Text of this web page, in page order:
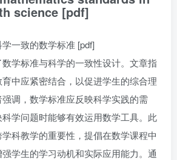
science [pdf]
学一致的数学标准 [pdf]
数学标准与科学的一致性设计。文章指
中应紧密结合，以促进学生的综合理
调，数学标准应反映科学实践的需
学问题时能够有效运用数学工具。此
科教学的重要性，提倡在数学课程中
学生的学习动机和实际应用能力。通